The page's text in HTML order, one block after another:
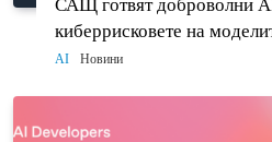
САЩ готвят доброволни
киберрисковете на
политически въпрос
AI Новини